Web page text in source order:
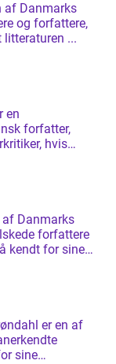
af Danmarks
og forfattere,
litteraturen ...
en
forfatter,
hvis
Danmarks
forfattere
kendt for sine
er en af
sine